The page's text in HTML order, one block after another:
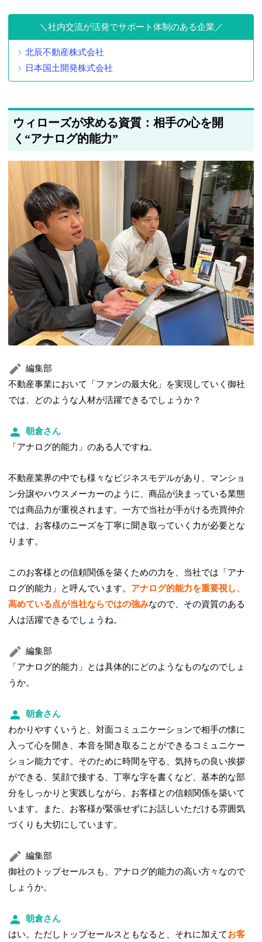
社内交流が活発でサポート体制のある企業
北辰不動産株式会社
日本国土開発株式会社
ウィローズが求める資質：相手の心を開
く“アナログ的能力”
編集部
不動産事業において「ファンの最大化」を実現していく御社
では、どのような人材が活躍できるでしょうか？
朝倉さん
「アナログ的能力」のある人ですね。
不動産業界の中でも様々なビジネスモデルがあり、マンショ
ン分譲やハウスメーカーのように、商品が決まっている業態
では商品力が重視されます。一方で当社が手がける売買仲介
では、お客様のニーズを丁寧に聞き取っていく力が必要とな
ります。
このお客様との信頼関係を築くための力を、当社では「アナ
ログ的能力」と呼んでいます。 アナログ的能力を重要視し、
高めている点が当社ならではの強みなので、その資質のある
人は活躍できるでしょうね。
編集部
「アナログ的能力」とは具体的にどのようなものなのでしょ
うか。
朝倉さん
わかりやすくいうと、対面コミュニケーションで相手の懐に
入って心を開き、本音を聞き取ることができるコミュニケー
ション能力です。そのために時間を守る、気持ちの良い挨拶
ができる、笑顔で接する、丁寧な字を書くなど、基本的な部
分をしっかりと実践しながら、お客様との信頼関係を築いて
います。また、お客様が緊張せずにお話しいただける雰囲気
づくりも大切にしています。
編集部
御社のトップセールスも、アナログ的能力の高い方々なので
しょうか。
朝倉さん
はい。ただしトップセールスともなると、それに加えてお客